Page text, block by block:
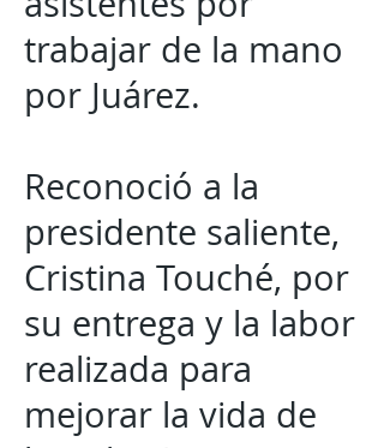
trabajar de la mano
por Juárez.
Reconoció a la
presidente saliente,
Cristina Touché, por
su entrega y la labor
realizada para
mejorar la vida de